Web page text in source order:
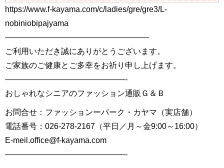
https://www.f-kayama.com/c/ladies/gre/gre3/L-
nobiniobipajyama
——————————————————
ご利用いただき誠にありがとうございます。
ご家族のご健康とご多幸をお祈り申し上げます。
———————————————-
おしゃれなシニアのファッション通販Ｇ＆Ｂ
お問合せ：ファッションーパーク・カヤマ（実店舗）
電話番号：026-278-2167（平日／月～金9:00～16:00）
E-meil.office@f-kayama.com
———————————————-